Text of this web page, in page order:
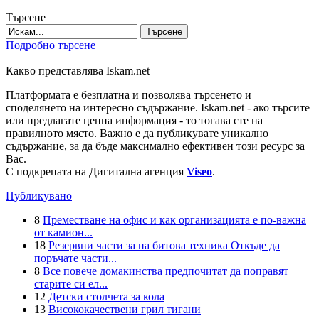
Търсене
Търсене
Подробно търсене
Какво представлява Iskam.net
Платформата е безплатна и позволява търсенето и
споделянето на интересно съдържание. Iskam.net - ако търсите
или предлагате ценна информация - то тогава сте на
правилното място. Важно е да публикувате уникално
съдържание, за да бъде максимално ефективен този ресурс за
Вас.
С подкрепата на Дигитална агенция Viseo.
Публикувано
8 Преместване на офис и как организацията е по-важна
от камион...
18 Резервни части за на битова техника Откъде да
поръчате части...
8 Все повече домакинства предпочитат да поправят
старите си ел...
12 Детски столчета за кола
13 Висококачествени грил тигани